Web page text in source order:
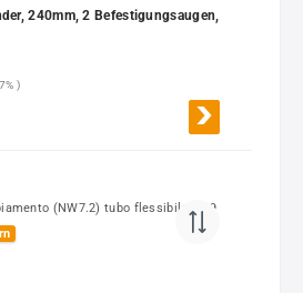
240mm, 2 Befestigungsaugen,
)